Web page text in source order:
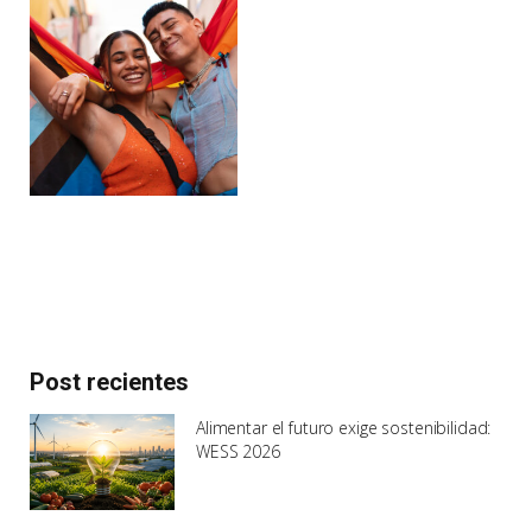
Post recientes
Alimentar el futuro exige sostenibilidad:
WESS 2026